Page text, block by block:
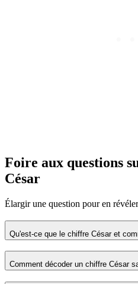
Foire aux questions
César
Élargir une question pour en
Qu'est-ce que le chiffre César et
Comment décoder un chiffre César